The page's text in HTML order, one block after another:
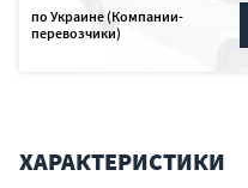
по Украине (Компании-
перевозчики)
ХАРАКТЕРИСТИКИ